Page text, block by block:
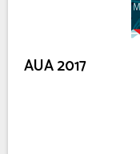
AUA 2017